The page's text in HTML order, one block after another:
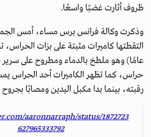
ظروف أثارت غضبًا واسعًا.
وذكرت وكالة فرانس برس مساء، أمس
عامًا) وهو ملطخ بالدماء ومطروح على
حراس، كما تظهر الكاميرات أحد الحراس
رقبته، بينما بدا مكبل اليدين ومصابًا
aaronnarraph/status/1872723
627965333792